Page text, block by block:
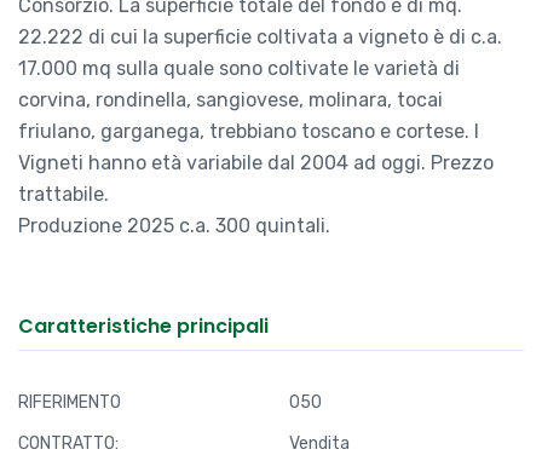
Consorzio. La superficie totale del fondo è di mq.
22.222 di cui la superficie coltivata a vigneto è di c.a.
17.000 mq sulla quale sono coltivate le varietà di
corvina, rondinella, sangiovese, molinara, tocai
friulano, garganega, trebbiano toscano e cortese. I
Vigneti hanno età variabile dal 2004 ad oggi. Prezzo
trattabile.
Produzione 2025 c.a. 300 quintali.
Caratteristiche principali
RIFERIMENTO
050
CONTRATTO:
Vendita